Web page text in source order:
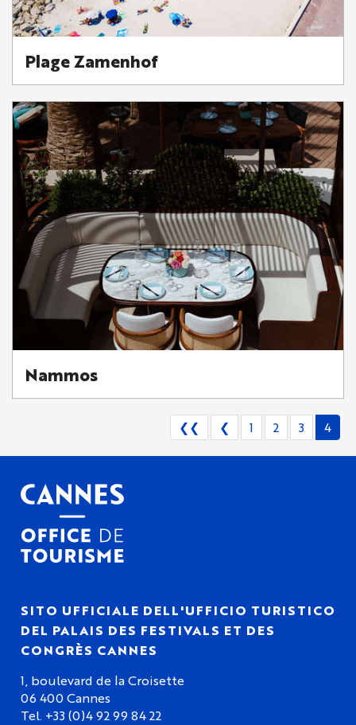
Plage Zamenhof
Nammos
❮❮ ❮ 1 2 3 4
SITO UFFICIALE DELL'UFFICIO TURISTICO
DEL PALAIS DES FESTIVALS ET DES
CONGRÈS CANNES
1, boulevard de la Croisette
06 400 Cannes
Tel. +33 (0)4 92 99 84 22